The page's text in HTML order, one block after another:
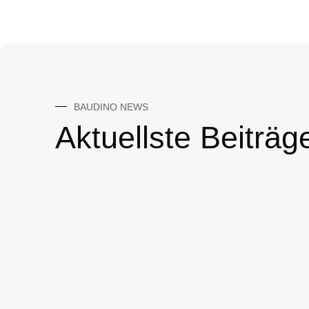
BAUDINO NEWS
Aktuellste